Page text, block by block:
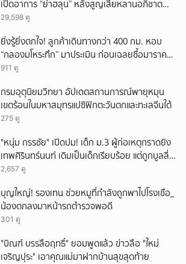
เปิดอาการ “ย่าฮลุน” หลังสูญเสียหลานอภิชาต
บุตร!
29,598 ดู
ยิ่งรู้ยิ่งตกใจ! ลูกค้าเดินทางกว่า 400 กม. หอบ
“กลองมโหระทึก” มาประเมิน ก่อนเฉลยซื้อมาราคา
เท่าไหร่?
911 ดู
กรมอุตุนิยมวิทยา อัปเดตสถานการณ์พายุหมุน
เขตร้อนในมหาสมุทรแปซิฟิกตะวันตกและทะเลจีนใต้
275 ดู
"หนุ่ม กรรชัย" เปิดปม! เด็ก ม.3 ผู้ก่อเหตุกราดยิง
เทพศิรินทร์นนท์ เดิมเป็นเด็กเรียบร้อย แต่ถูกบูลลี่
หนัก คาดแรงกดดันสะสมกลายเป็นแรงแค้น จนก่อ
2,657 ดู
บุญใหญ่! รองเทน ช่วยหมูที่กำลังถูกพาไปโรงเชือ_
น้องตกลงมาหน้ารถตำรวจพอดี
301 ดู
"บิณฑ์ บรรลือฤทธิ์" ยอมพูดแล้ว ข่าวลือ "ใหม่
เจริญปุระ" เอาคุณแม่มาฝากบ้านสุขสุดท้าย